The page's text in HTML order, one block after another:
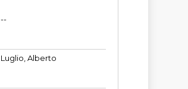
--
Luglio, Alberto